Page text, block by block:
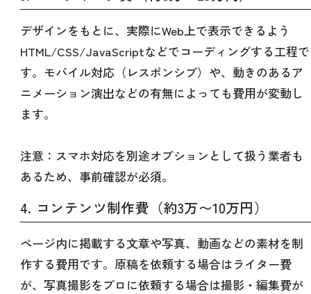
デザインをもとに、実際にWeb上で表示できるよう
HTML/CSS/JavaScriptなどでコーディングする工程で
す。モバイル対応（レスポンシブ）や、動きのあるア
ニメーション演出などの有無によっても費用が変動し
ます。
注意：スマホ対応を別途オプションとして扱う業者も
あるため、事前確認が必須。
4. コンテンツ制作費（約3万〜10万円）
ページ内に掲載する文章や写真、動画などの素材を制
作する費用です。原稿を依頼する場合はライター費
が、写真撮影をプロに依頼する場合は撮影・編集費が